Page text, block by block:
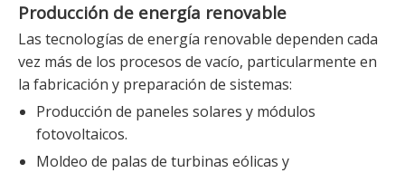
Producción de energía renovable
Las tecnologías de energía renovable dependen cada
vez más de los procesos de vacío, particularmente en
la fabricación y preparación de sistemas:
Producción de paneles solares y módulos
fotovoltaicos.
Moldeo de palas de turbinas eólicas y